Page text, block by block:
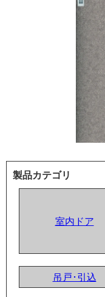
製品カテゴリ
室内ドア
吊戸･引込